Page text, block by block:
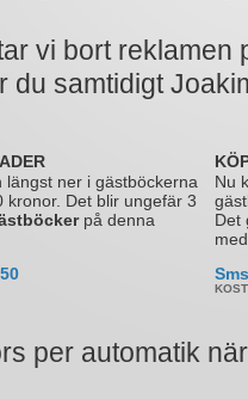
vi bort reklamen
du samtidigt
ner i gästböckerna
Det blir ungefär 3
på denna
Nu
Det
per automatik